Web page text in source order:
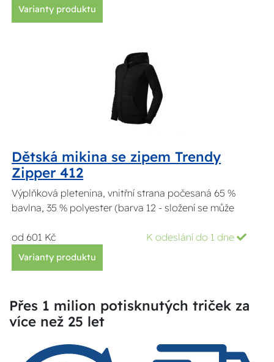
Varianty produktu
Dětská mikina se zipem Trendy
Zipper 412
Výplňková pletenina, vnitřní strana počesaná 65 %
bavlna, 35 % polyester (barva 12 - složení se může
od 601 Kč K odeslání do 1 dne
Varianty produktu
Přes 1 milion potisknutých triček za
více než 25 let